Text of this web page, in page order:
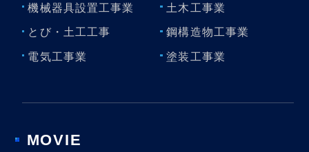
機械器具設置工事業
土木工事業
とび・土工工事
鋼構造物工事業
電気工事業
塗装工事業
MOVIE